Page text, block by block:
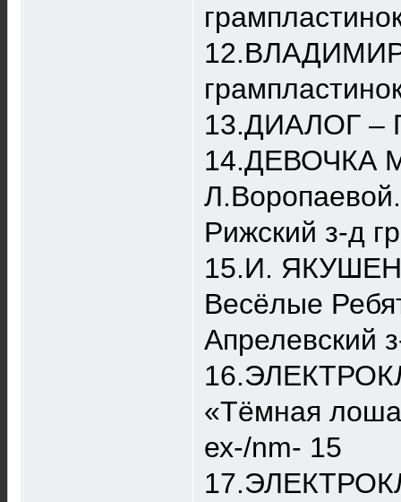
12.ВЛАДИМИР
13.ДИАЛОГ –
14.ДЕВОЧКА
Рижский з-д
15.И.
Весёлые
Апрелевский
«Тёмная
ех-/nm- 15